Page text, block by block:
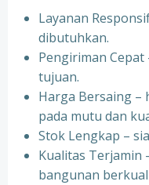
Layanan
dibutuhkan.
Pengiriman
tujuan.
Harga Bersaing –
pada mutu dan
Stok Lengkap –
Kualitas Terjamin
bangunan